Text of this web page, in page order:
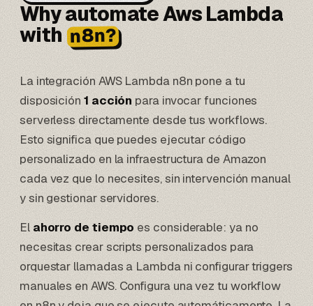
Why automate Aws Lambda
with n8n?
La integración AWS Lambda n8n pone a tu
disposición 1 acciónpara invocar funciones
serverless directamente desde tus workflows.
Esto significa que puedes ejecutar código
personalizado en la infraestructura de Amazon
cada vez que lo necesites, sin intervención manual
y sin gestionar servidores.
El ahorro de tiempo es considerable: ya no
necesitas crear scripts personalizados para
orquestar llamadas a Lambda ni configurar triggers
manuales en AWS. Configura una vez tu workflow